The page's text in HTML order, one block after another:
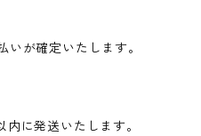
いが確定いたします。
に発送いたします。